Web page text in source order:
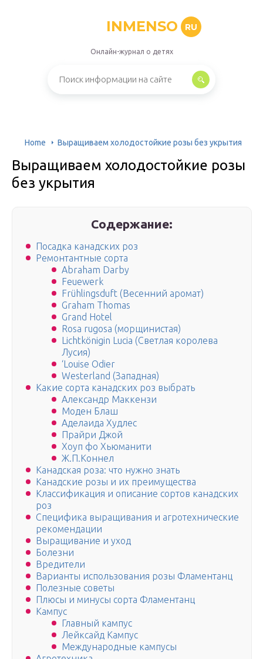
INMENSO RU
Онлайн-журнал о детях
Home Выращиваем холодостойкие розы без укрытия
Выращиваем холодостойкие розы
без укрытия
Содержание:
Посадка канадских роз
Ремонтантные сорта
Abraham Darby
Feuewerk
Frühlingsduft (Весенний аромат)
Graham Thomas
Grand Hotel
Rosa rugosa (морщинистая)
Lichtkönigin Lucia (Светлая королева
Лусия)
‘Louise Odier
Westerland (Западная)
Какие сорта канадских роз выбрать
Александр Маккензи
Моден Блаш
Аделаида Худлес
Прайри Джой
Хоуп фо Хьюманити
Ж.П.Коннел
Канадская роза: что нужно знать
Канадские розы и их преимущества
Классификация и описание сортов канадских
роз
Специфика выращивания и агротехнические
рекомендации
Выращивание и уход
Болезни
Вредители
Варианты использования розы Фламентанц
Полезные советы
Плюсы и минусы сорта Фламентанц
Кампус
Главный кампус
Лейксайд Кампус
Международные кампусы